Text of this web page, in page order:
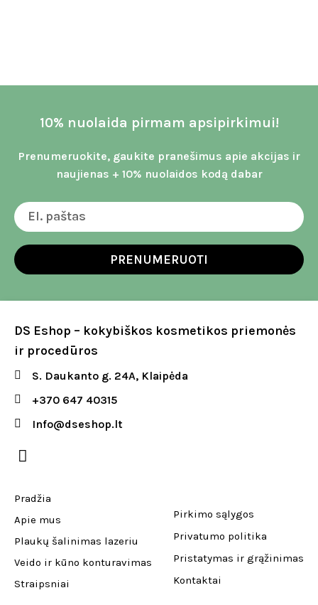
10% nuolaida pirmam apsipirkimui!
Prenumeruokite, gaukite pranešimus apie akcijas ir
naujienas + 10% nuolaidos kodą dabar
PRENUMERUOTI
DS Eshop – kokybiškos kosmetikos priemonės
ir procedūros
S. Daukanto g. 24A, Klaipėda
+370 647 40315
Info@dseshop.lt
Pradžia
Apie mus
Plaukų šalinimas lazeriu
Veido ir kūno konturavimas
Straipsniai
Pirkimo sąlygos
Privatumo politika
Pristatymas ir grąžinimas
Kontaktai